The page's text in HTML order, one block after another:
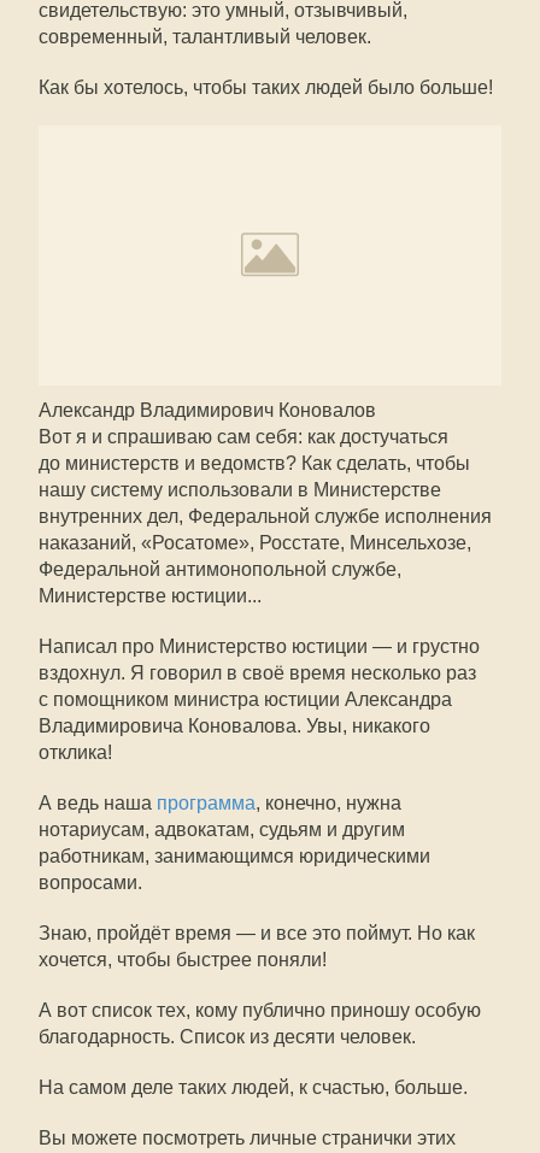
свидетельствую: это умный, отзывчивый,
современный, талантливый человек.
Как бы хотелось, чтобы таких людей было больше!
Александр Владимирович Коновалов
Вот я и спрашиваю сам себя: как достучаться
до министерств и ведомств? Как сделать, чтобы
нашу систему использовали в Министерстве
внутренних дел, Федеральной службе исполнения
наказаний, «Росатоме», Росстате, Минсельхозе,
Федеральной антимонопольной службе,
Министерстве юстиции...
Написал про Министерство юстиции — и грустно
вздохнул. Я говорил в своё время несколько раз
с помощником министра юстиции Александра
Владимировича Коновалова. Увы, никакого
отклика!
А ведь наша программа, конечно, нужна
нотариусам, адвокатам, судьям и другим
работникам, занимающимся юридическими
вопросами.
Знаю, пройдёт время — и все это поймут. Но как
хочется, чтобы быстрее поняли!
А вот список тех, кому публично приношу особую
благодарность. Список из десяти человек.
На самом деле таких людей, к счастью, больше.
Вы можете посмотреть личные странички этих